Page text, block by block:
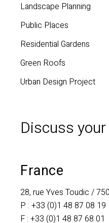
Landscape Planning
Public Places
Residential Gardens
Green Roofs
Urban Design Project
Discuss
France
28, rue Yves Toudic /
P :+33 (0)1 48 87 08 19
F :+33 (0)1 48 87 68 01